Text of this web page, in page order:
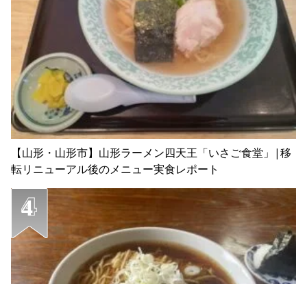
【山形・山形市】山形ラーメン四天王「いさご食堂」|移
転リニューアル後のメニュー実食レポート